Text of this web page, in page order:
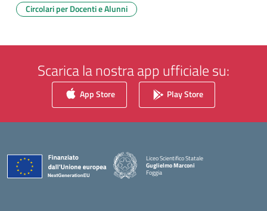
Circolari per Docenti e Alunni
Scarica la nostra app ufficiale su:
App Store Play Store
Liceo Scientifico Statale
Guglielmo Marconi
Foggia
— Visita la pagina iniziale della scuola